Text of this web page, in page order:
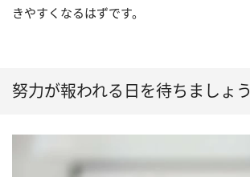
きやすくなるはずです。
努力が報われる日を待ちましょう